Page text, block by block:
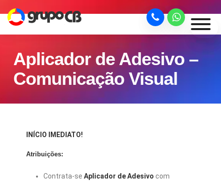
Aplicador de Adesivo –
Comunicação Visual
INÍCIO IMEDIATO!
Atribuições:
Contrata-se Aplicador de Adesivo com